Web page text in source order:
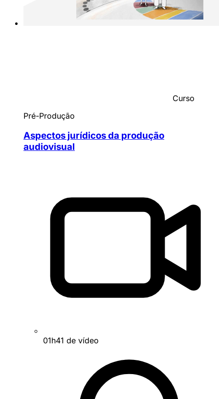
Curso
Pré-Produção
Aspectos jurídicos da produção
audiovisual
01h41 de vídeo